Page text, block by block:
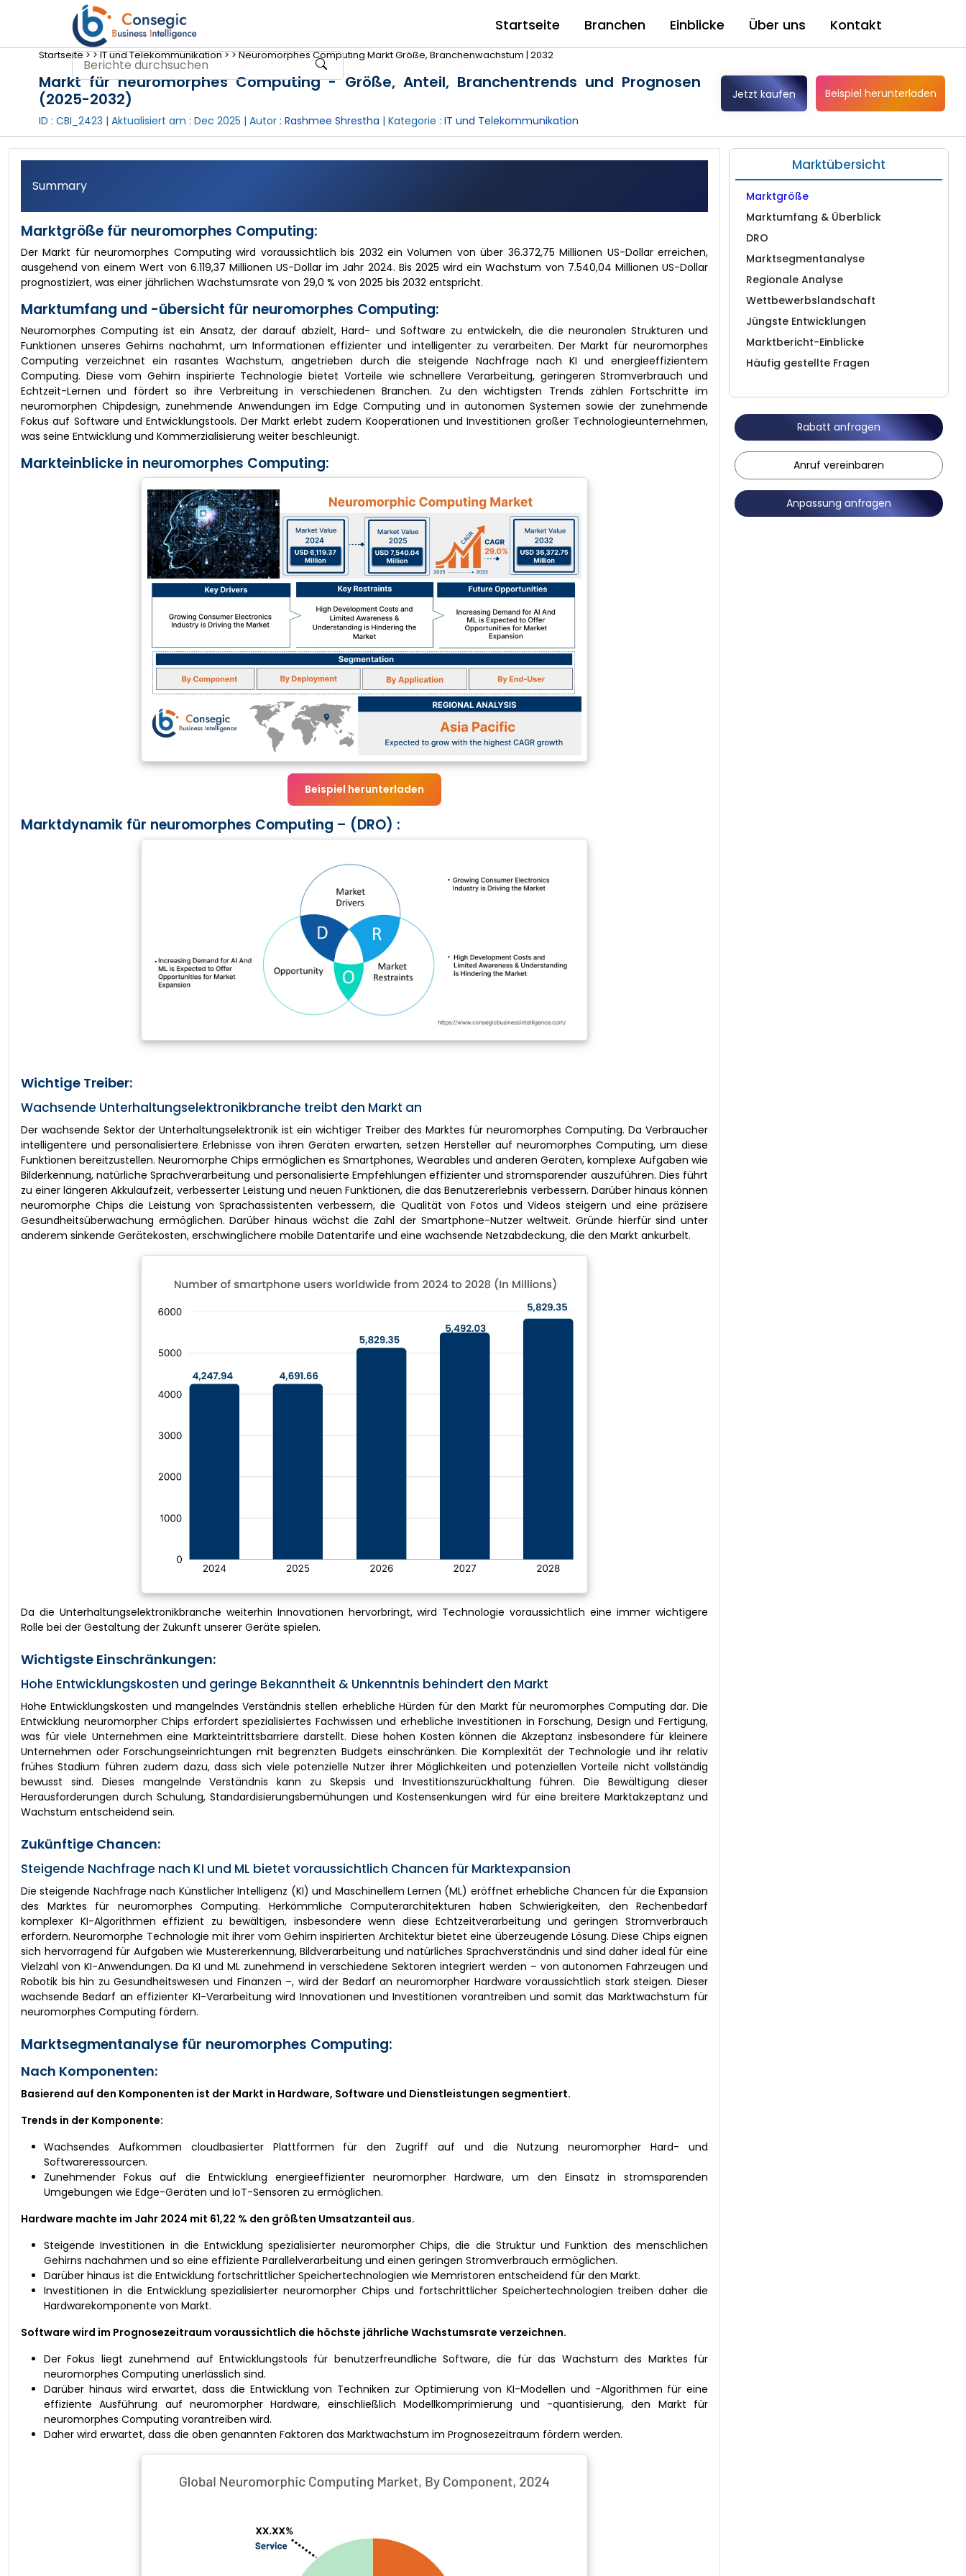
Startseite Branchen Einblicke Über uns Kontakt
Startseite >>IT und Telekommunikation >>Neuromorphes Computing Markt Größe, Branchenwachstum | 2032
Markt für neuromorphes Computing - Größe, Anteil, Branchentrends und Prognosen
(2025-2032)
ID : CBI_2423 | Aktualisiert am : Dec 2025 | Autor : Rashmee Shrestha | Kategorie : IT und Telekommunikation
Jetzt kaufen Beispiel herunterladen
Summary
Marktgröße für neuromorphes Computing:
Der Markt für neuromorphes Computing wird voraussichtlich bis 2032 ein Volumen von über 36.372,75 Millionen US-Dollar erreichen,
ausgehend von einem Wert von 6.119,37 Millionen US-Dollar im Jahr 2024. Bis 2025 wird ein Wachstum von 7.540,04 Millionen US-Dollar
prognostiziert, was einer jährlichen Wachstumsrate von 29,0 % von 2025 bis 2032 entspricht.
Marktumfang und -übersicht für neuromorphes Computing:
Neuromorphes Computing ist ein Ansatz, der darauf abzielt, Hard- und Software zu entwickeln, die die neuronalen Strukturen und
Funktionen unseres Gehirns nachahmt, um Informationen effizienter und intelligenter zu verarbeiten. Der Markt für neuromorphes
Computing verzeichnet ein rasantes Wachstum, angetrieben durch die steigende Nachfrage nach KI und energieeffizientem
Computing. Diese vom Gehirn inspirierte Technologie bietet Vorteile wie schnellere Verarbeitung, geringeren Stromverbrauch und
Echtzeit-Lernen und fördert so ihre Verbreitung in verschiedenen Branchen. Zu den wichtigsten Trends zählen Fortschritte im
neuromorphen Chipdesign, zunehmende Anwendungen im Edge Computing und in autonomen Systemen sowie der zunehmende
Fokus auf Software und Entwicklungstools. Der Markt erlebt zudem Kooperationen und Investitionen großer Technologieunternehmen,
was seine Entwicklung und Kommerzialisierung weiter beschleunigt.
Markteinblicke in neuromorphes Computing:
Beispiel herunterladen
Marktdynamik für neuromorphes Computing – (DRO) :
Wichtige Treiber:
Wachsende Unterhaltungselektronikbranche treibt den Markt an
Der wachsende Sektor der Unterhaltungselektronik ist ein wichtiger Treiber des Marktes für neuromorphes Computing. Da Verbraucher
intelligentere und personalisiertere Erlebnisse von ihren Geräten erwarten, setzen Hersteller auf neuromorphes Computing, um diese
Funktionen bereitzustellen. Neuromorphe Chips ermöglichen es Smartphones, Wearables und anderen Geräten, komplexe Aufgaben wie
Bilderkennung, natürliche Sprachverarbeitung und personalisierte Empfehlungen effizienter und stromsparender auszuführen. Dies führt
zu einer längeren Akkulaufzeit, verbesserter Leistung und neuen Funktionen, die das Benutzererlebnis verbessern. Darüber hinaus können
neuromorphe Chips die Leistung von Sprachassistenten verbessern, die Qualität von Fotos und Videos steigern und eine präzisere
Gesundheitsüberwachung ermöglichen. Darüber hinaus wächst die Zahl der Smartphone-Nutzer weltweit. Gründe hierfür sind unter
anderem sinkende Gerätekosten, erschwinglichere mobile Datentarife und eine wachsende Netzabdeckung, die den Markt ankurbelt.
Da die Unterhaltungselektronikbranche weiterhin Innovationen hervorbringt, wird Technologie voraussichtlich eine immer wichtigere
Rolle bei der Gestaltung der Zukunft unserer Geräte spielen.
Wichtigste Einschränkungen:
Hohe Entwicklungskosten und geringe Bekanntheit & Unkenntnis behindert den Markt
Hohe Entwicklungskosten und mangelndes Verständnis stellen erhebliche Hürden für den Markt für neuromorphes Computing dar. Die
Entwicklung neuromorpher Chips erfordert spezialisiertes Fachwissen und erhebliche Investitionen in Forschung, Design und Fertigung,
was für viele Unternehmen eine Markteintrittsbarriere darstellt. Diese hohen Kosten können die Akzeptanz insbesondere für kleinere
Unternehmen oder Forschungseinrichtungen mit begrenzten Budgets einschränken. Die Komplexität der Technologie und ihr relativ
frühes Stadium führen zudem dazu, dass sich viele potenzielle Nutzer ihrer Möglichkeiten und potenziellen Vorteile nicht vollständig
bewusst sind. Dieses mangelnde Verständnis kann zu Skepsis und Investitionszurückhaltung führen. Die Bewältigung dieser
Herausforderungen durch Schulung, Standardisierungsbemühungen und Kostensenkungen wird für eine breitere Marktakzeptanz und
Wachstum entscheidend sein.
Zukünftige Chancen:
Steigende Nachfrage nach KI und ML bietet voraussichtlich Chancen für Marktexpansion
Die steigende Nachfrage nach Künstlicher Intelligenz (KI) und Maschinellem Lernen (ML) eröffnet erhebliche Chancen für die Expansion
des Marktes für neuromorphes Computing. Herkömmliche Computerarchitekturen haben Schwierigkeiten, den Rechenbedarf
komplexer KI-Algorithmen effizient zu bewältigen, insbesondere wenn diese Echtzeitverarbeitung und geringen Stromverbrauch
erfordern. Neuromorphe Technologie mit ihrer vom Gehirn inspirierten Architektur bietet eine überzeugende Lösung. Diese Chips eignen
sich hervorragend für Aufgaben wie Mustererkennung, Bildverarbeitung und natürliches Sprachverständnis und sind daher ideal für eine
Vielzahl von KI-Anwendungen. Da KI und ML zunehmend in verschiedene Sektoren integriert werden – von autonomen Fahrzeugen und
Robotik bis hin zu Gesundheitswesen und Finanzen –, wird der Bedarf an neuromorpher Hardware voraussichtlich stark steigen. Dieser
wachsende Bedarf an effizienter KI-Verarbeitung wird Innovationen und Investitionen vorantreiben und somit das Marktwachstum für
neuromorphes Computing fördern.
Marktsegmentanalyse für neuromorphes Computing:
Nach Komponenten:
Basierend auf den Komponenten ist der Markt in Hardware, Software und Dienstleistungen segmentiert.
Trends in der Komponente:
Wachsendes Aufkommen cloudbasierter Plattformen für den Zugriff auf und die Nutzung neuromorpher Hard- und
Softwareressourcen.
Zunehmender Fokus auf die Entwicklung energieeffizienter neuromorpher Hardware, um den Einsatz in stromsparenden
Umgebungen wie Edge-Geräten und IoT-Sensoren zu ermöglichen.
Hardware machte im Jahr 2024 mit 61,22 % den größten Umsatzanteil aus.
Steigende Investitionen in die Entwicklung spezialisierter neuromorpher Chips, die die Struktur und Funktion des menschlichen
Gehirns nachahmen und so eine effiziente Parallelverarbeitung und einen geringen Stromverbrauch ermöglichen.
Darüber hinaus ist die Entwicklung fortschrittlicher Speichertechnologien wie Memristoren entscheidend für den Markt.
Investitionen in die Entwicklung spezialisierter neuromorpher Chips und fortschrittlicher Speichertechnologien treiben daher die
Hardwarekomponente von Markt.
Software wird im Prognosezeitraum voraussichtlich die höchste jährliche Wachstumsrate verzeichnen.
Der Fokus liegt zunehmend auf Entwicklungstools für benutzerfreundliche Software, die für das Wachstum des Marktes für
neuromorphes Computing unerlässlich sind.
Darüber hinaus wird erwartet, dass die Entwicklung von Techniken zur Optimierung von KI-Modellen und -Algorithmen für eine
effiziente Ausführung auf neuromorpher Hardware, einschließlich Modellkomprimierung und -quantisierung, den Markt für
neuromorphes Computing vorantreiben wird.
Daher wird erwartet, dass die oben genannten Faktoren das Marktwachstum im Prognosezeitraum fördern werden.
Marktübersicht
Marktgröße
Marktumfang & Überblick
DRO
Marktsegmentanalyse
Regionale Analyse
Wettbewerbslandschaft
Jüngste Entwicklungen
Marktbericht-Einblicke
Häufig gestellte Fragen
Rabatt anfragen
Anruf vereinbaren
Anpassung anfragen